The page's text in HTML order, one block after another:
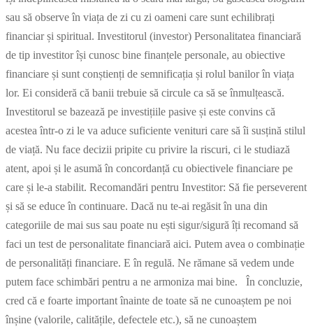
sau să observe în viața de zi cu zi oameni care sunt echilibrați
financiar și spiritual. Investitorul (investor) Personalitatea financiară
de tip investitor își cunosc bine finanțele personale, au obiective
financiare și sunt conștienți de semnificația și rolul banilor în viața
lor. Ei consideră că banii trebuie să circule ca să se înmulțească.
Investitorul se bazează pe investițiile pasive și este convins că
acestea într-o zi le va aduce suficiente venituri care să îi susțină stilul
de viață. Nu face decizii pripite cu privire la riscuri, ci le studiază
atent, apoi și le asumă în concordanță cu obiectivele financiare pe
care și le-a stabilit. Recomandări pentru Investitor: Să fie perseverent
și să se educe în continuare. Dacă nu te-ai regăsit în una din
categoriile de mai sus sau poate nu ești sigur/sigură îți recomand să
faci un test de personalitate financiară aici. Putem avea o combinație
de personalități financiare. E în regulă. Ne rămane să vedem unde
putem face schimbări pentru a ne armoniza mai bine. În concluzie,
cred că e foarte important înainte de toate să ne cunoaștem pe noi
înșine (valorile, calitățile, defectele etc.), să ne cunoaștem